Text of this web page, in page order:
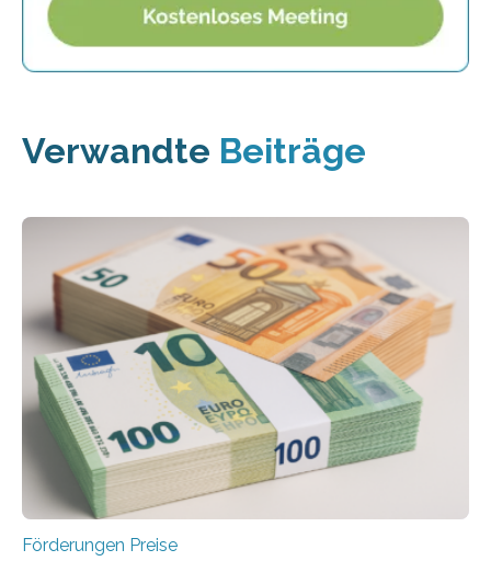
Verwandte Beiträge
Förderungen Preise